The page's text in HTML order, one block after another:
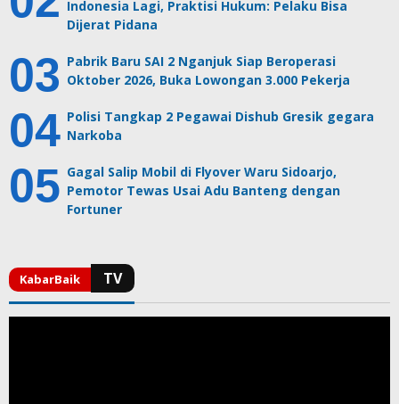
Indonesia Lagi, Praktisi Hukum: Pelaku Bisa
Dijerat Pidana
Pabrik Baru SAI 2 Nganjuk Siap Beroperasi
Oktober 2026, Buka Lowongan 3.000 Pekerja
Polisi Tangkap 2 Pegawai Dishub Gresik gegara
Narkoba
Gagal Salip Mobil di Flyover Waru Sidoarjo,
Pemotor Tewas Usai Adu Banteng dengan
Fortuner